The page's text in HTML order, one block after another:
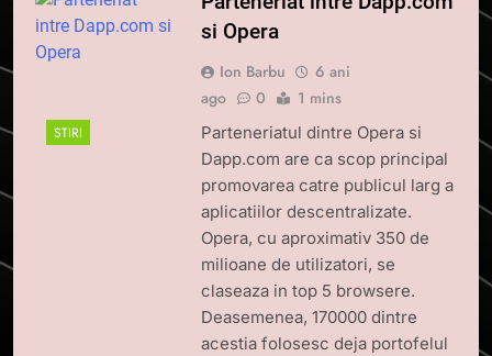
STIRI
si Opera
Ion Barbu
6 ani
ago
0 1 mins
Parteneriatul dintre Opera si
Dapp.com are ca scop principal
promovarea catre publicul larg a
aplicatiilor descentralizate.
Opera, cu aproximativ 350 de
milioane de utilizatori, se
claseaza in top 5 browsere.
Deasemenea, 170000 dintre
acestia folosesc deja portofelul